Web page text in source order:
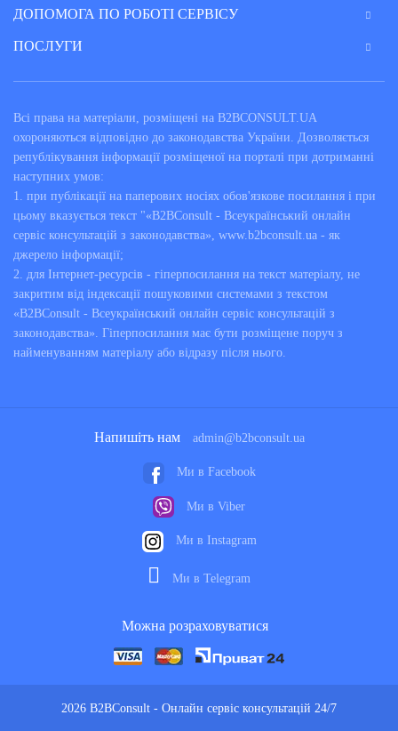
ДОПОМОГА ПО РОБОТІ СЕРВІСУ
ПОСЛУГИ
Всі права на матеріали, розміщені на B2BCONSULT.UA
охороняються відповідно до законодавства України. Дозволяється
републікування інформації розміщеної на порталі при дотриманні
наступних умов:
1. при публікації на паперових носіях обов'язкове посилання і при
цьому вказується текст "«B2BConsult - Всеукраїнський онлайн
сервіс консультацій з законодавства», www.b2bconsult.ua - як
джерело інформації;
2. для Інтернет-ресурсів - гіперпосилання на текст матеріалу, не
закритим від індексації пошуковими системами з текстом
«B2BConsult - Всеукраїнський онлайн сервіс консультацій з
законодавства». Гіперпосилання має бути розміщене поруч з
найменуванням матеріалу або відразу після нього.
2026 B2BConsult - Онлайн сервіс консультацій 24/7
Напишіть нам admin@b2bconsult.ua
Ми в Facebook
Ми в Viber
Ми в Instagram
Ми в Telegram
Можна розраховуватися